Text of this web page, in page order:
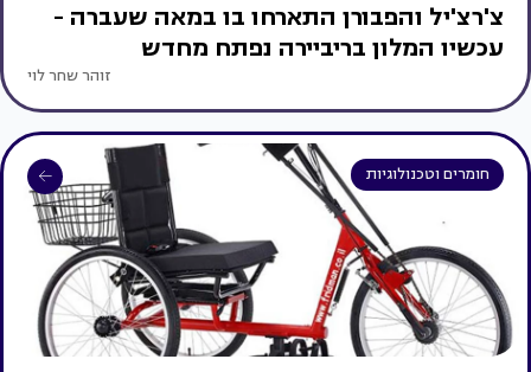
צ'רצ'יל והפבורן התארחו בו במאה שעברה -
עכשיו המלון בריביירה נפתח מחדש
זוהר שחר לוי
חומרים וטכנולוגיות